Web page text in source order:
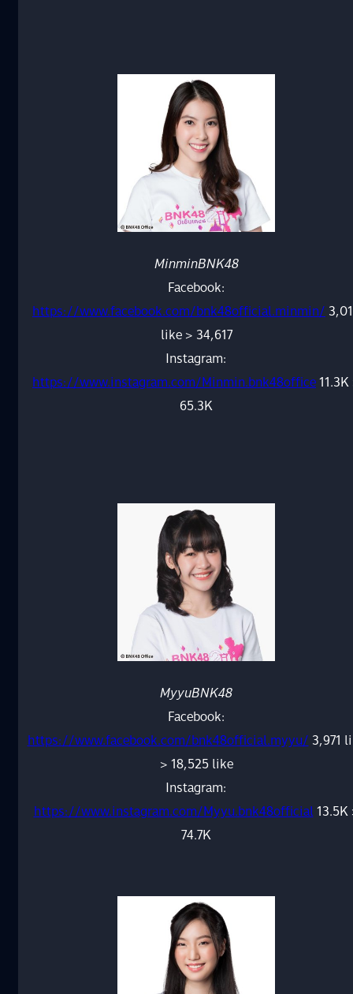
MinminBNK48
Facebook:
https://www.facebook.com/bnk48official.minmin/
like > 34,617
Instagram:
https://www.instagram.com/Minmin.bnk48office
65.3K
MyyuBNK48
Facebook:
https://www.facebook.com/bnk48official.myyu/3,971
> 18,525 like
Instagram:
https://www.instagram.com/Myyu.bnk48official13.5K
74.7K